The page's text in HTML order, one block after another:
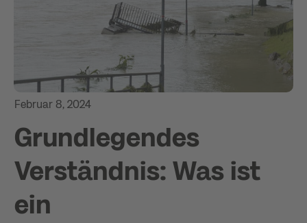
Februar 8, 2024
Grundlegendes
Verständnis: Was ist
ein